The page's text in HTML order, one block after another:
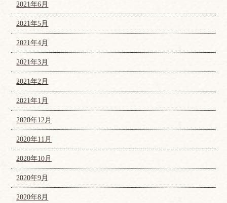
2021年6月
2021年5月
2021年4月
2021年3月
2021年2月
2021年1月
2020年12月
2020年11月
2020年10月
2020年9月
2020年8月